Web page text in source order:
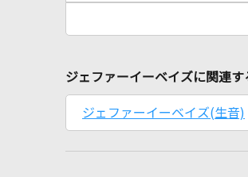
ジェファーイーベイズに関連
ジェファーイーベイズ(生音)